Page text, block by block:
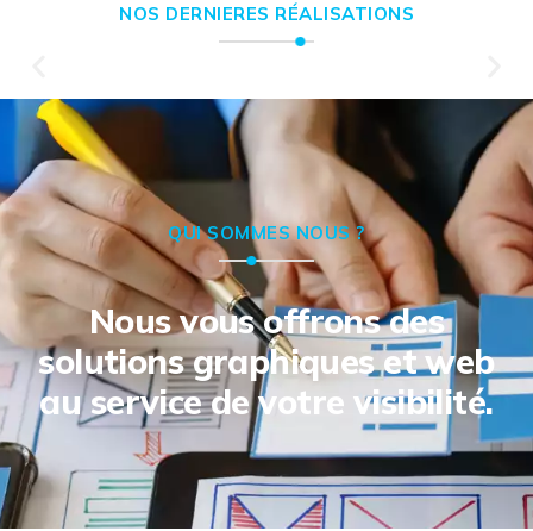
NOS DERNIERES RÉALISATIONS
QUI SOMMES NOUS ?
Nous vous offrons des
solutions graphiques et web
au service de votre visibilité.